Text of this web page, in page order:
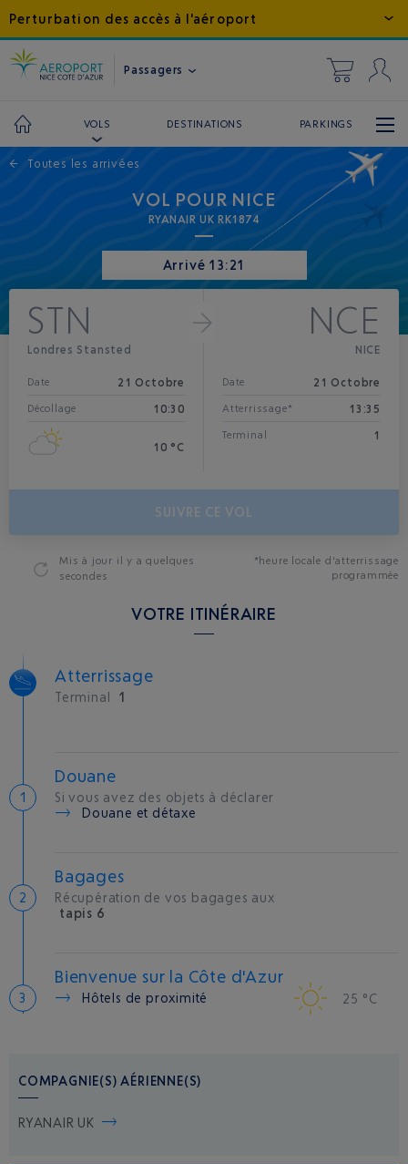
Perturbation des accès à l'aéroport
Passagers
VOLS DESTINATIONS PARKINGS
← Toutes les arrivées
VOL POUR NICE
RYANAIR UK RK1874
Arrivé 13:21
STN
Londres Stansted
Date 21 Octobre
Décollage 10:30
10 °C
NCE
NICE
Date 21 Octobre
Atterrissage* 13:35
Terminal 1
SUIVRE CE VOL
Mis à jour il y a quelques
secondes
*heure locale d'atterrissage
programmée
VOTRE ITINÉRAIRE
Atterrissage
Terminal 1
Douane
Si vous avez des objets à déclarer
Douane et détaxe
Bagages
Récupération de vos bagages aux
tapis 6
Bienvenue sur la Côte d'Azur
Hôtels de proximité 25 °C
COMPAGNIE(S) AÉRIENNE(S)
RYANAIR UK